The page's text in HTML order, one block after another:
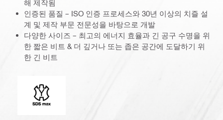
해 제작됨
인증된 품질 – ISO 인증 프로세스와 30년 이상의 치즐 설
계 및 제작 부문 전문성을 바탕으로 개발
다양한 사이즈 – 최고의 에너지 효율과 긴 공구 수명을 위
한 짧은 비트 & 더 깊거나 또는 좁은 공간에 도달하기 위
한 긴 비트
커넥션 엔드